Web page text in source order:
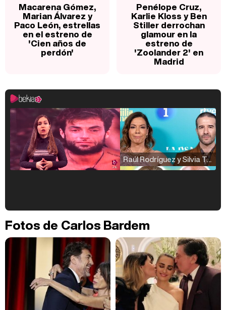
Macarena Gómez,
Marian Álvarez y
Paco León, estrellas
en el estreno de
'Cien años de
perdón'
Penélope Cruz,
Karlie Kloss y Ben
Stiller derrochan
glamour en la
estreno de
'Zoolander 2' en
Madrid
Raúl Rodríguez y Silvia Taulés nos cuentan su papel en 'La familia de la tele'
Carlota Corredera y Javier de Hoyos: "La tele tiene que representar al público también y aquí están todos los perfiles posibles&quo;
Fotos de Carlos Bardem